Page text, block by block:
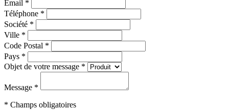
Email *
Téléphone *
Société *
Ville *
Code Postal *
Pays *
Objet de votre message *
Message *
* Champs obligatoires